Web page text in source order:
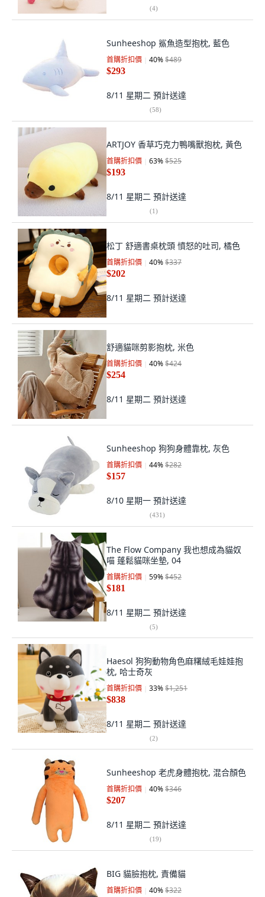
(4)
Sunheeshop 鯊魚造型抱枕, 藍色
首購折扣價 40%$489
$293
8/11 星期二 預計送達
(58)
ARTJOY 香草巧克力鴨嘴獸抱枕, 黃色
首購折扣價 63%$525
$193
8/11 星期二 預計送達
(1)
松丁 舒適書桌枕頭 憤怒的吐司, 橘色
首購折扣價 40%$337
$202
8/11 星期二 預計送達
舒適貓咪剪影抱枕, 米色
首購折扣價 40%$424
$254
8/11 星期二 預計送達
Sunheeshop 狗狗身體靠枕, 灰色
首購折扣價 44%$282
$157
8/10 星期一 預計送達
(431)
The Flow Company 我也想成為貓奴
喵 蓬鬆貓咪坐墊, 04
首購折扣價 59%$452
$181
8/11 星期二 預計送達
(5)
Haesol 狗狗動物角色麻糬絨毛娃娃抱
枕, 哈士奇灰
首購折扣價 33%$1,251
$838
8/11 星期二 預計送達
(2)
Sunheeshop 老虎身體抱枕, 混合顏色
首購折扣價 40%$346
$207
8/11 星期二 預計送達
(19)
BIG 貓臉抱枕, 責備貓
首購折扣價 40%$322